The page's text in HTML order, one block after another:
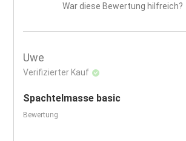
War diese Bewertung hilfreich?
Uwe
Verifizierter Kauf
Spachtelmasse basic
Bewertung